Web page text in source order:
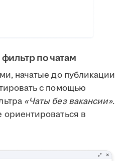
по чатам
начатые до публикации
с помощью
«Чаты без вакансии».
в